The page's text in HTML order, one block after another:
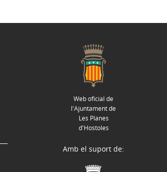
Web oficial de
l'Ajuntament de
Les Planes
d'Hostoles
Amb el suport de: